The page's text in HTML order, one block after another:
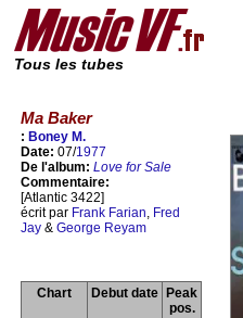
Tous les tubes
Ma Baker
: Boney M.
Date: 07/1977
De l'album: Love for Sale
Commentaire:
[Atlantic 3422]
écrit par Frank Farian, Fred
Jay & George Reyam
Chart Debut date
Peak
pos.